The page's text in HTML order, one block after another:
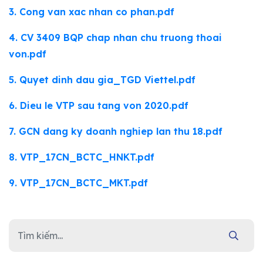
3. Cong van xac nhan co phan.pdf
4. CV 3409 BQP chap nhan chu truong thoai
von.pdf
5. Quyet dinh dau gia_TGD Viettel.pdf
6. Dieu le VTP sau tang von 2020.pdf
7. GCN dang ky doanh nghiep lan thu 18.pdf
8. VTP_17CN_BCTC_HNKT.pdf
9. VTP_17CN_BCTC_MKT.pdf